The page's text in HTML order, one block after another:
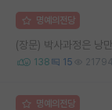
명예의전당
(장문) 박사과정은 낭만
138 15 21794
명예의전당